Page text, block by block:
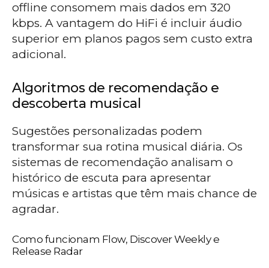
offline consomem mais dados em 320
kbps. A vantagem do HiFi é incluir áudio
superior em planos pagos sem custo extra
adicional.
Algoritmos de recomendação e
descoberta musical
Sugestões personalizadas podem
transformar sua rotina musical diária. Os
sistemas de recomendação analisam o
histórico de escuta para apresentar
músicas e artistas que têm mais chance de
agradar.
Como funcionam Flow, Discover Weekly e
Release Radar